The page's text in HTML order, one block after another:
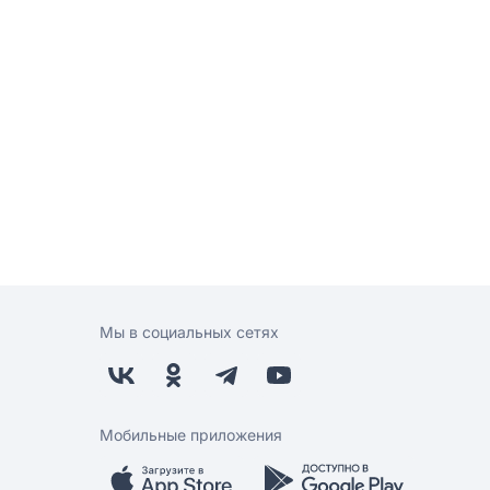
Мы в социальных сетях
Мобильные приложения